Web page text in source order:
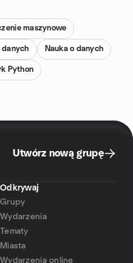
maszynowe
danych Nauka o danych
Python
Utwórz nową grupę
Odkrywaj
Grupy
Wydarzenia
Tematy
Miasta
Wydarzenia online